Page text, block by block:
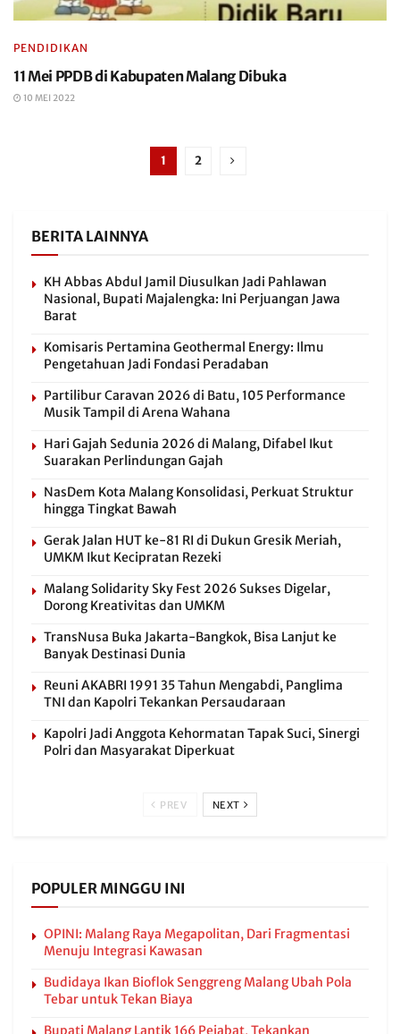
PENDIDIKAN
11 Mei PPDB di Kabupaten Malang Dibuka
10 MEI 2022
1 2
BERITA LAINNYA
KH Abbas Abdul Jamil Diusulkan Jadi Pahlawan
Nasional, Bupati Majalengka: Ini Perjuangan Jawa
Barat
Komisaris Pertamina Geothermal Energy: Ilmu
Pengetahuan Jadi Fondasi Peradaban
Partilibur Caravan 2026 di Batu, 105 Performance
Musik Tampil di Arena Wahana
Hari Gajah Sedunia 2026 di Malang, Difabel Ikut
Suarakan Perlindungan Gajah
NasDem Kota Malang Konsolidasi, Perkuat Struktur
hingga Tingkat Bawah
Gerak Jalan HUT ke-81 RI di Dukun Gresik Meriah,
UMKM Ikut Kecipratan Rezeki
Malang Solidarity Sky Fest 2026 Sukses Digelar,
Dorong Kreativitas dan UMKM
TransNusa Buka Jakarta-Bangkok, Bisa Lanjut ke
Banyak Destinasi Dunia
Reuni AKABRI 1991 35 Tahun Mengabdi, Panglima
TNI dan Kapolri Tekankan Persaudaraan
Kapolri Jadi Anggota Kehormatan Tapak Suci, Sinergi
Polri dan Masyarakat Diperkuat
PREV NEXT
POPULER MINGGU INI
OPINI: Malang Raya Megapolitan, Dari Fragmentasi
Menuju Integrasi Kawasan
Budidaya Ikan Bioflok Senggreng Malang Ubah Pola
Tebar untuk Tekan Biaya
Bupati Malang Lantik 166 Pejabat, Tekankan